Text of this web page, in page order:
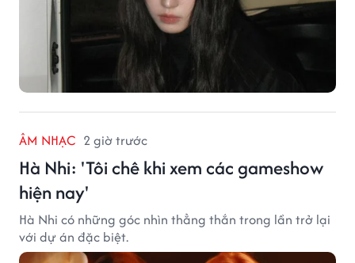
ÂM NHẠC 2 giờ trước
Hà Nhi: 'Tôi chê khi xem các gameshow
hiện nay'
Hà Nhi có những góc nhìn thẳng thắn trong lần trở lại
với dự án đặc biệt.